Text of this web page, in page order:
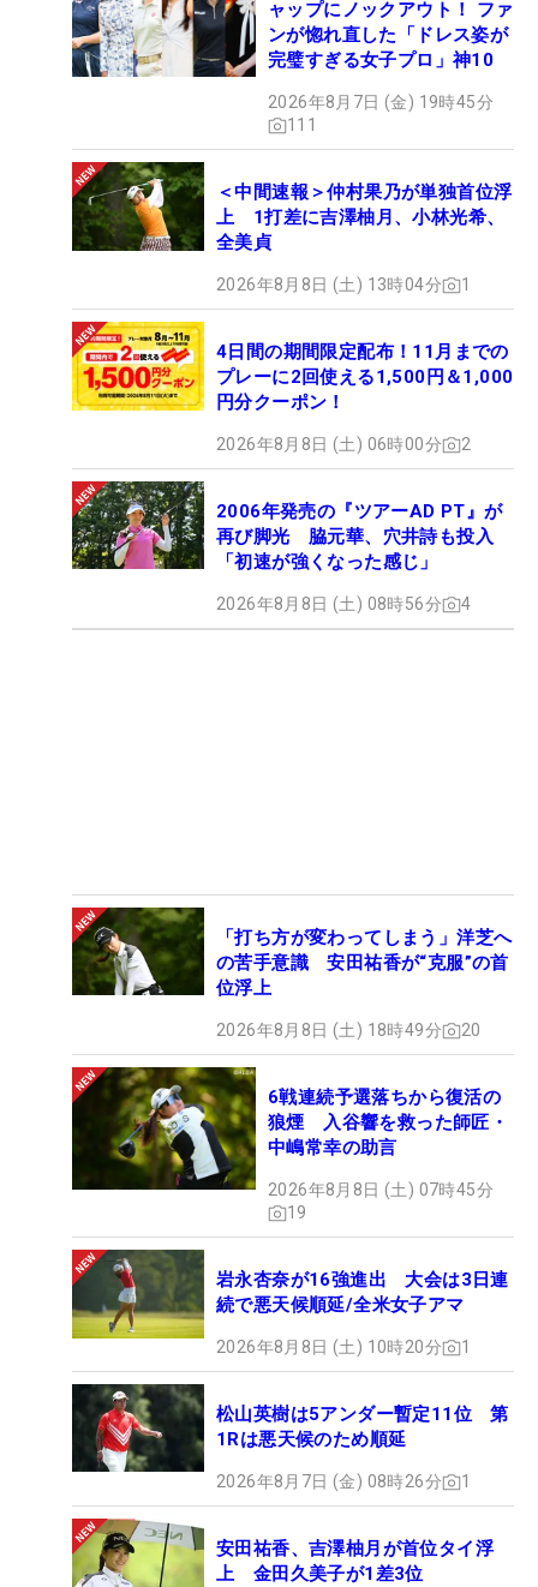
ャップにノックアウト！ ファ
ンが惚れ直した「ドレス姿が
完璧すぎる女子プロ」神10
2026年8月7日 (金) 19時45分
111
＜中間速報＞仲村果乃が単独首位浮
上 1打差に吉澤柚月、小林光希、
全美貞
2026年8月8日 (土) 13時04分 1
4日間の期間限定配布！11月までの
プレーに2回使える1,500円＆1,000
円分クーポン！
2026年8月8日 (土) 06時00分 2
2006年発売の『ツアーAD PT』が
再び脚光 脇元華、穴井詩も投入
「初速が強くなった感じ」
2026年8月8日 (土) 08時56分 4
「打ち方が変わってしまう」洋芝へ
の苦手意識 安田祐香が“克服”の首
位浮上
2026年8月8日 (土) 18時49分 20
6戦連続予選落ちから復活の
狼煙 入谷響を救った師匠・
中嶋常幸の助言
2026年8月8日 (土) 07時45分
19
岩永杏奈が16強進出 大会は3日連
続で悪天候順延/全米女子アマ
2026年8月8日 (土) 10時20分 1
松山英樹は5アンダー暫定11位 第
1Rは悪天候のため順延
2026年8月7日 (金) 08時26分 1
安田祐香、吉澤柚月が首位タイ浮
上 金田久美子が1差3位